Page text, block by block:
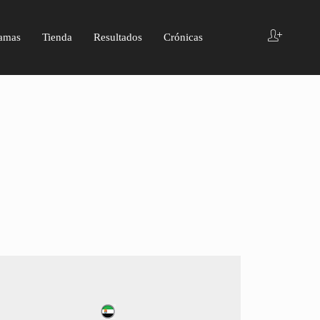
Tienda Resultados Crónicas